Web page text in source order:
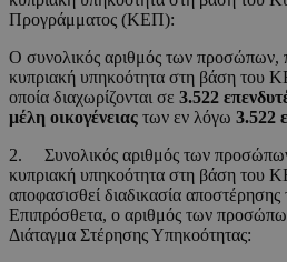
Προγράμματος (ΚΕΠ):
Ο συνολικός αριθμός των προσώπων,
κυπριακή υπηκοότητα στη βάση του
οποία διαχωρίζονται σε 3.522
μέλη οικογένειας των εν λόγω 3.522
2. Συνολικός αριθμός των
κυπριακή υπηκοότητα στη βάση του
αποφασισθεί διαδικασία αποστέρησης
Επιπρόσθετα, ο αριθμός των
Διάταγμα Στέρησης Υπηκοότητας: